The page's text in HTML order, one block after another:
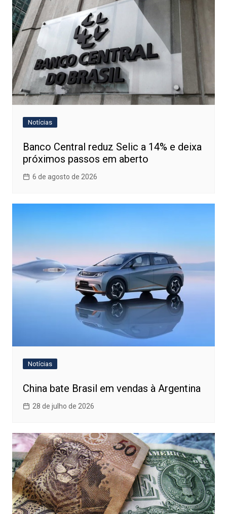
Notícias
Banco Central reduz Selic a 14% e deixa
próximos passos em aberto
6 de agosto de 2026
Notícias
China bate Brasil em vendas à Argentina
28 de julho de 2026